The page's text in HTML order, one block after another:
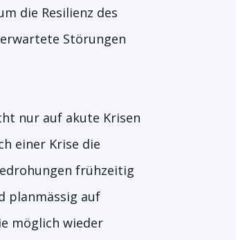
die Resilienz des
Störungen
nur auf akute Krisen
einer Krise die
frühzeitig
planmässig auf
möglich wieder